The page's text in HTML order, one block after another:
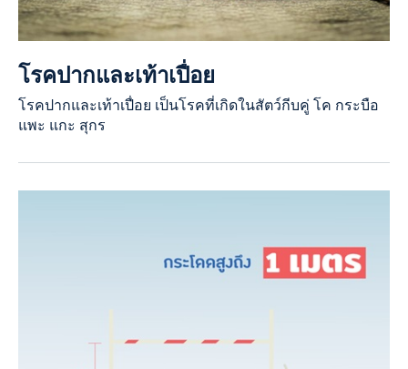
โรคปากและเท้าเปื่อย
โรคปากและเท้าเปื่อย เป็นโรคที่เกิดในสัตว์กีบคู่ โค กระบือ
แพะ แกะ สุกร